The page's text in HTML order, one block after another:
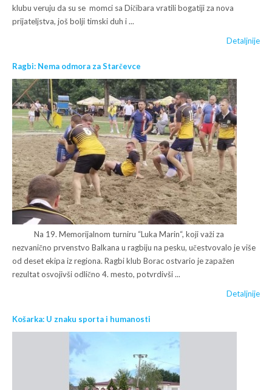
klubu veruju da su se momci sa Dičibara vratili bogatiji za nova
prijateljstva, još bolji timski duh i ...
Detaljnije
Ragbi: Nema odmora za Starčevce
Na 19. Memorijalnom turniru “Luka Marin“, koji važi za
nezvanično prvenstvo Balkana u ragbiju na pesku, učestvovalo je više
od deset ekipa iz regiona. Ragbi klub Borac ostvario je zapažen
rezultat osvojivši odlično 4. mesto, potvrdivši ...
Detaljnije
Košarka: U znaku sporta i humanosti